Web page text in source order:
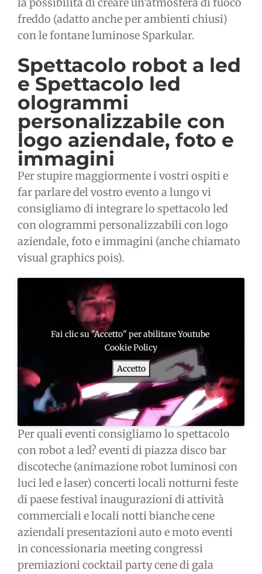
freddo (adatto anche per ambienti chiusi)
con le fontane luminose Sparkular.
Spettacolo robot a led
e Spettacolo led
ologrammi
personalizzabile con
logo aziendale, foto e
immagini
Per stupire maggiormente i vostri ospiti e
far parlare del vostro evento a lungo vi
consigliamo di integrare lo spettacolo led
con ologrammi personalizzabili con logo
aziendale, foto e immagini (anche chiamato
visual graphics pois).
Fai clic su "Accetto" per abilitare Youtube
Cookie Policy
Accetto
Per quali eventi consigliamo lo spettacolo
con robot a led? eventi di piazza disco bar
discoteche (animazione robot luminosi con
luci led e laser) concerti locali notturni feste
di paese festival inaugurazioni di attività
commerciali e locali notti bianche cene
aziendali presentazioni auto e moto eventi
in concessionaria meeting congressi
premiazioni cocktail party cene di gala